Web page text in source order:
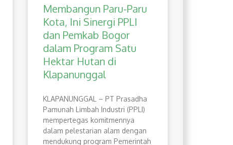
Membangun Paru-Paru
Kota, Ini Sinergi PPLI
dan Pemkab Bogor
dalam Program Satu
Hektar Hutan di
Klapanunggal
​KLAPANUNGGAL – PT Prasadha
Pamunah Limbah Industri (PPLI)
mempertegas komitmennya
dalam pelestarian alam dengan
mendukung program Pemerintah